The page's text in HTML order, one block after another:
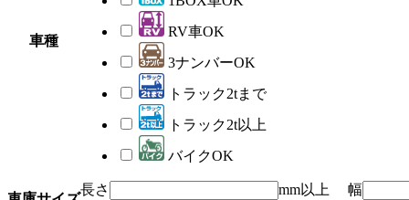
車種
RV車OK
3ナンバーOK
トラック2tまで
トラック2t以上
バイクOK
長さ mm以上 幅